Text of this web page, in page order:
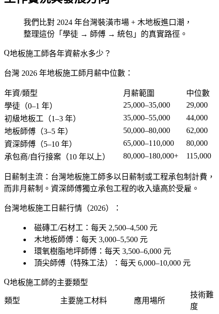
我們比對 2024 年台灣裝潢市場 + 木地板進口潮，
整理這份「學徒 → 師傅 → 統包」的真實路徑。
地板施工師各年資薪水多少？
台灣 2026 年地板施工師月薪中位數：
年資/類型 月薪範圍
中位數
學徒（0–1 年）
25,000–35,000
29,000
初級地板工（1–3 年）
35,000–55,000
44,000
地板師傅（3–5 年）
50,000–80,000
62,000
資深師傅（5–10 年）
65,000–110,000
80,000
承包商/自行接案（10 年以上）
80,000–180,000+ 115,000
日薪制主流 ：台灣地板施工師多以日薪制或工程承包制計費，
而非月薪制。資深師傅獨立承包工程的收入遠高於受雇。
台灣地板施工日薪行情（2026）：
磁磚工/石材工：每天 2,500–4,500 元
木地板師傅：每天 3,000–5,500 元
環氧樹脂地坪師傅：每天 3,500–6,000 元
頂尖師傅（特殊工法）：每天 6,000–10,000 元
地板施工師的主要類型
類型 主要施工材料 應用場所
技術難
度